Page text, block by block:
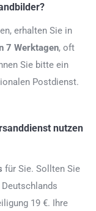
erhalten Sie in
7 Werktagen, oft
Sie bitte ein
Postdienst.
nutzen
für Sie. Sollten Sie
19 €. Ihre